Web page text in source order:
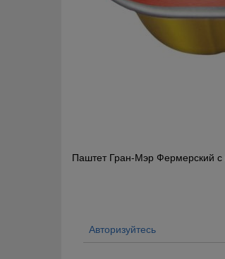
Навигация
Паштет Гран-Мэр Фермерский
Авторизуйтесь